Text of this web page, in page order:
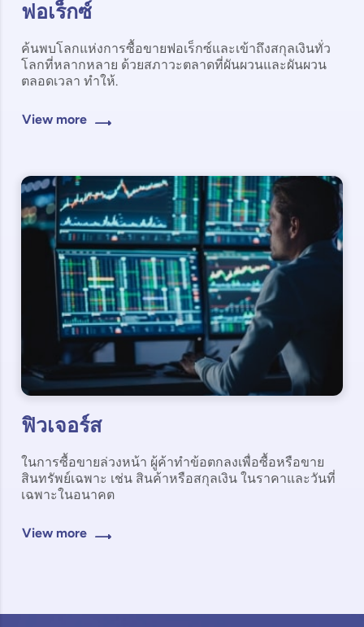
ฟอเร็กซ์
ค้นพบโลกแห่งการซื้อขายฟอเร็กซ์และเข้าถึงสกุลเงินทั่ว
โลกที่หลากหลาย ด้วยสภาวะตลาดที่ผันผวนและผันผวน
ตลอดเวลา ทำให้.
View more
ฟิวเจอร์ส
ในการซื้อขายล่วงหน้า ผู้ค้าทำข้อตกลงเพื่อซื้อหรือขาย
สินทรัพย์เฉพาะ เช่น สินค้าหรือสกุลเงิน ในราคาและวันที่
เฉพาะในอนาคต
View more